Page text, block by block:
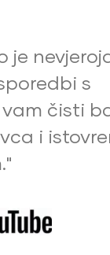
je
s
čisti
i